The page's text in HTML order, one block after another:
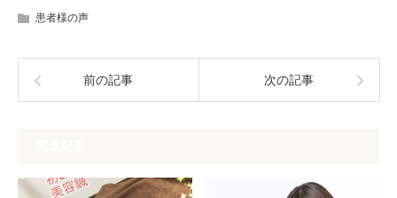
患者様の声
前の記事 次の記事